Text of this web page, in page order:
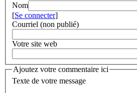
Nom
[Se connecter]
Courriel (non publié)
Votre site web
Ajoutez votre commentaire ici
Texte de votre message